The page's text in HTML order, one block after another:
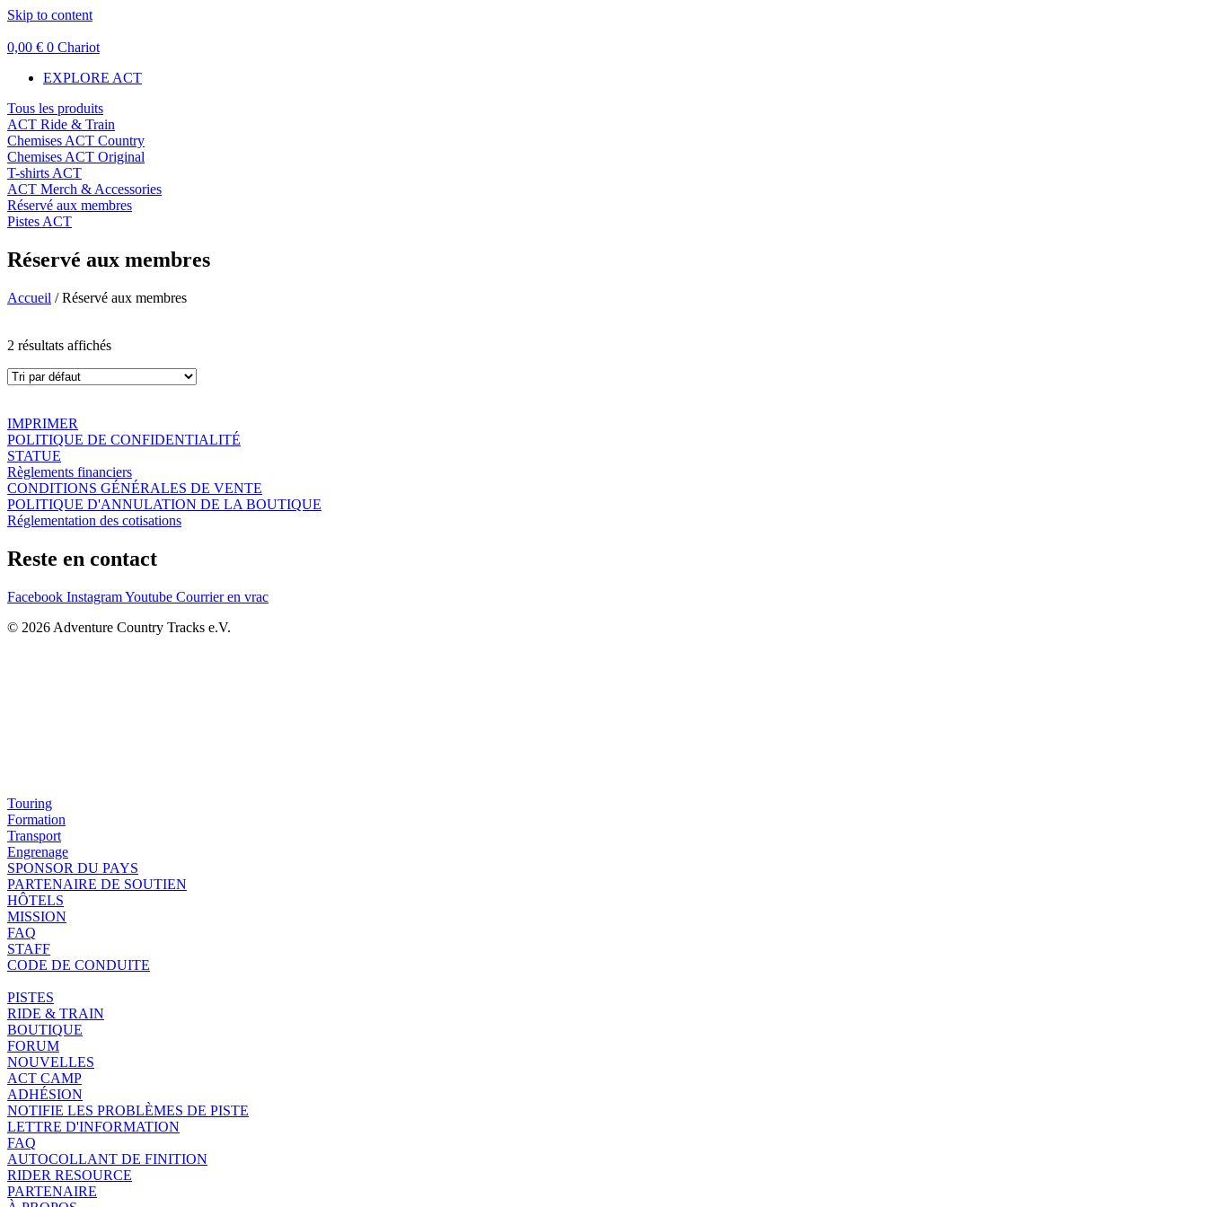
Skip to content
0,00 € 0 Chariot
EXPLORE ACT
Tous les produits
ACT Ride & Train
Chemises ACT Country
Chemises ACT Original
T-shirts ACT
ACT Merch & Accessories
Réservé aux membres
Pistes ACT
Réservé aux membres
Accueil / Réservé aux membres
Filtre de prix
Recherche de texte
ACT Apparel(43)
Accessoires ACT
Chemises ACT Country(18)
ACT Gear(8)
Événement de l'ACT pour les invités
ACT Originals
ACT Ride & Train(5)
T-shirts ACT(17)
Pistes ACT(1)
2 résultats affichés
IMPRIMER
POLITIQUE DE CONFIDENTIALITÉ
STATUE
Règlements financiers
CONDITIONS GÉNÉRALES DE VENTE
POLITIQUE D'ANNULATION DE LA BOUTIQUE
Réglementation des cotisations
Reste en contact
Facebook InstagramYoutube Courrier en vrac
© 2026 Adventure Country Tracks e.V.
Touring
Formation
Transport
Engrenage
SPONSOR DU PAYS
PARTENAIRE DE SOUTIEN
HÔTELS
MISSION
FAQ
STAFF
CODE DE CONDUITE
PISTES
RIDE & TRAIN
BOUTIQUE
FORUM
NOUVELLES
ACT CAMP
ADHÉSION
NOTIFIE LES PROBLÈMES DE PISTE
LETTRE D'INFORMATION
FAQ
AUTOCOLLANT DE FINITION
RIDER RESOURCE
PARTENAIRE